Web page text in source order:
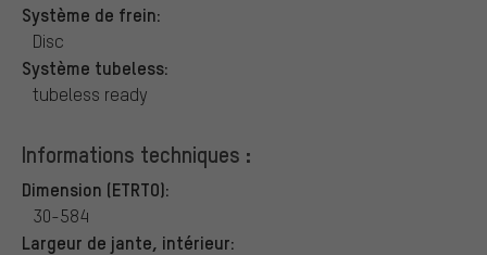
Système de frein:
Disc
Système tubeless:
tubeless ready
Informations techniques :
Dimension (ETRTO):
30-584
Largeur de jante, intérieur: